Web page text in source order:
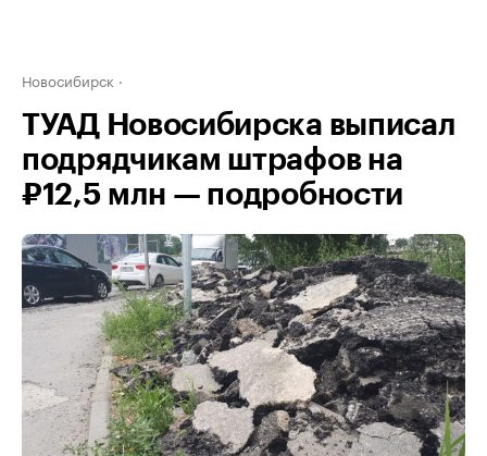
Новосибирск
ТУАД Новосибирска выписал
подрядчикам штрафов на
₽12,5 млн — подробности